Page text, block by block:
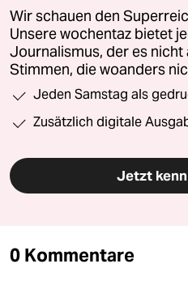
Wir schauen den
Unsere wochentaz bietet
Journalismus, der es
Stimmen, die woanders
Jeden Samstag als
Zusätzlich digitale
Jetzt
0 Kommentare